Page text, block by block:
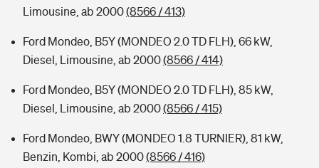
Limousine, ab 2000(8566 / 413)
Ford Mondeo, B5Y (MONDEO 2.0 TD FLH), 66 kW,
Diesel, Limousine, ab 2000(8566 / 414)
Ford Mondeo, B5Y (MONDEO 2.0 TD FLH), 85 kW,
Diesel, Limousine, ab 2000(8566 / 415)
Ford Mondeo, BWY (MONDEO 1.8 TURNIER), 81 kW,
Benzin, Kombi, ab 2000(8566 / 416)